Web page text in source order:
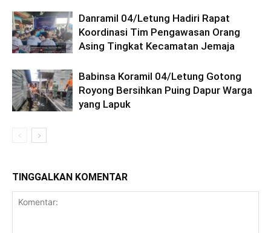
Danramil 04/Letung Hadiri Rapat
Koordinasi Tim Pengawasan Orang
Asing Tingkat Kecamatan Jemaja
Babinsa Koramil 04/Letung Gotong
Royong Bersihkan Puing Dapur Warga
yang Lapuk
TINGGALKAN KOMENTAR